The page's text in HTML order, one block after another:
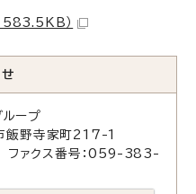
583.5KB）
ループ
野寺家町217-1
ァクス番号：059-383-